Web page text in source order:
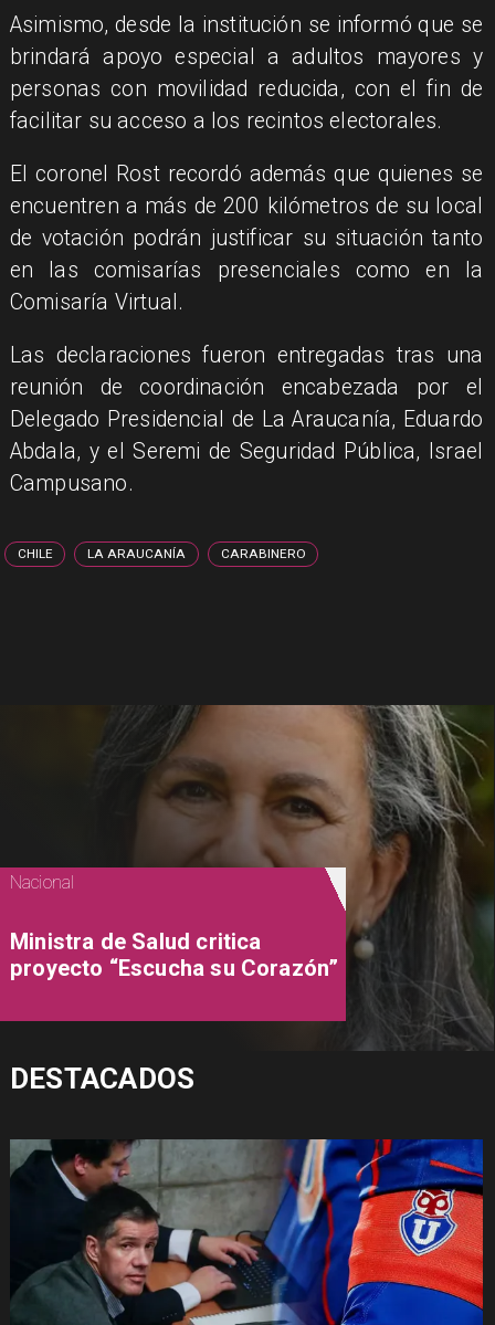
​Asimismo, desde la institución se informó que se
brindará apoyo especial a adultos mayores y
personas con movilidad reducida, con el fin de
facilitar su acceso a los recintos electorales.
​El coronel Rost recordó además que quienes se
encuentren a más de 200 kilómetros de su local
de votación podrán justificar su situación tanto
en las comisarías presenciales como en la
Comisaría Virtual.
​Las declaraciones fueron entregadas tras una
reunión de coordinación encabezada por el
Delegado Presidencial de La Araucanía, Eduardo
Abdala, y el Seremi de Seguridad Pública, Israel
Campusano.
CHILE LA ARAUCANÍA CARABINERO
Nacional
Ministra de Salud critica
proyecto “Escucha su Corazón”
DESTACADOS